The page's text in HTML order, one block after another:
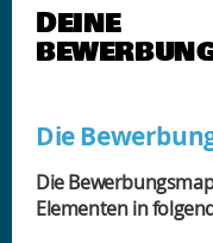
DEINE
Die
Die
Elementen in